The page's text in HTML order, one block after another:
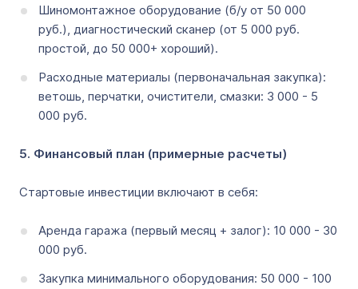
Шиномонтажное оборудование (б/у от 50 000
руб.), диагностический сканер (от 5 000 руб.
простой, до 50 000+ хороший).
Расходные материалы (первоначальная закупка):
ветошь, перчатки, очистители, смазки: 3 000 - 5
000 руб.
5. Финансовый план (примерные расчеты)
Стартовые инвестиции включают в себя:
Аренда гаража (первый месяц + залог): 10 000 - 30
000 руб.
Закупка минимального оборудования: 50 000 - 100